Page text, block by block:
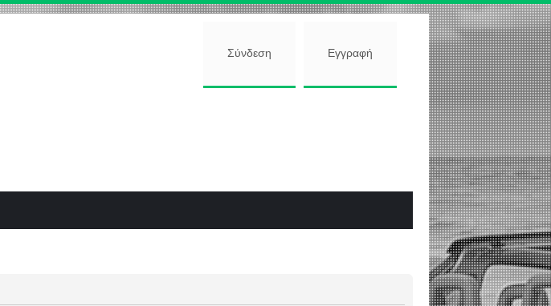
Σύνδεση Εγγραφή